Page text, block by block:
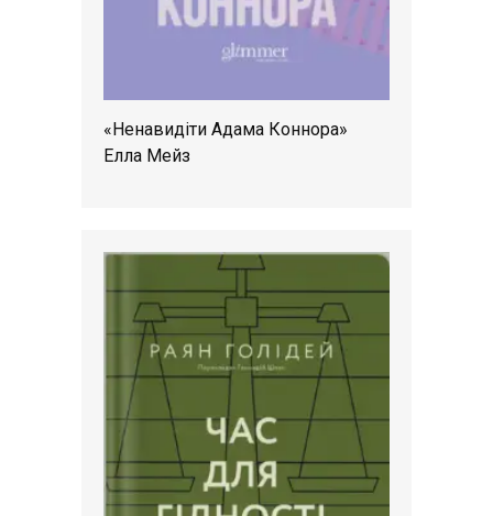
«Ненавидіти Адама Коннора»
Елла Мейз